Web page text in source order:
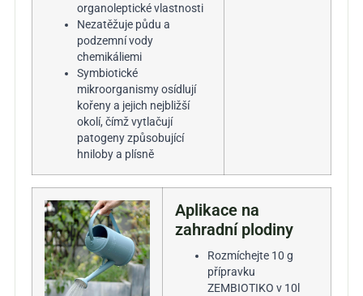
organoleptické vlastnosti
Nezatěžuje půdu a
podzemní vody
chemikáliemi
Symbiotické
mikroorganismy osídlují
kořeny a jejich nejbližší
okolí, čímž vytlačují
patogeny způsobující
hnilobya plísně
Aplikace na
zahradní plodiny
Rozmíchejte 10 g
přípravku
ZEMBIOTIKO v 10l